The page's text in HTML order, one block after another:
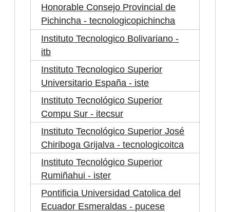
Honorable Consejo Provincial de
Pichincha - tecnologicopichincha
Instituto Tecnologico Bolivariano -
itb
Instituto Tecnologico Superior
Universitario España - iste
Instituto Tecnológico Superior
Compu Sur - itecsur
Instituto Tecnológico Superior José
Chiriboga Grijalva - tecnologicoitca
Instituto Tecnológico Superior
Rumiñahui - ister
Pontificia Universidad Catolica del
Ecuador Esmeraldas - pucese